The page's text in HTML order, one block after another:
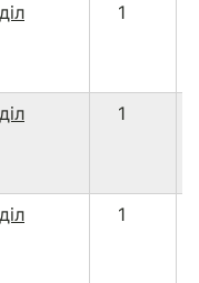
1
1
1